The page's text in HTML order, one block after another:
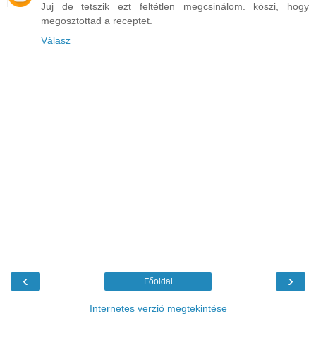
Juj de tetszik ezt feltétlen megcsinálom. köszi, hogy
megosztottad a receptet.
Válasz
‹ ›
Főoldal
Internetes verzió megtekintése